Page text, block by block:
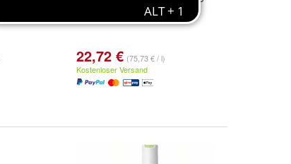
Erweichend 300 ml
22,72 € (75,73 € / l)
Kostenloser Versand